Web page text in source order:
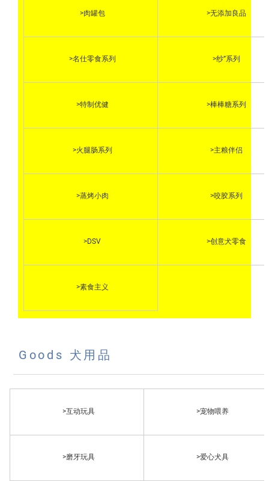
>肉罐包
>名仕零食系列
>特制优健
>火腿肠系列
>蒸烤小肉
>DSV
>素食主义
>无添加良品
>纱”系列
>棒棒糖系列
>主粮伴侣
>咬胶系列
>创意犬零食
Goods 犬用品
>互动玩具
>磨牙玩具
>宠物喂养
>爱心犬具